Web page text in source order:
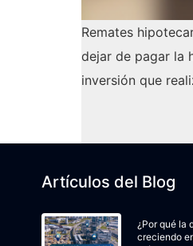
Remates
dejar de pagar la
inversión que
Artículos del Blog
¿Por qué la
creciendo